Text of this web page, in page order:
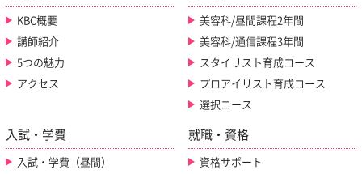
KBC概要
講師紹介
5つの魅力
アクセス
美容科/昼間課程2年間
美容科/通信課程3年間
スタイリスト育成コース
プロアイリスト育成コース
選択コース
入試・学費
入試・学費（昼間）
就職・資格
資格サポート